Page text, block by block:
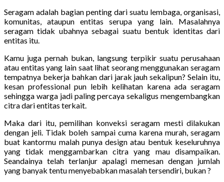
Seragam adalah bagian penting dari suatu lembaga, organisasi,
komunitas, ataupun entitas serupa yang lain. Masalahnya
seragam tidak ubahnya sebagai suatu bentuk identitas dari
entitas itu.
Kamu juga pernah bukan, langsung terpikir suatu perusahaan
atau entitas yang lain saat lihat seorang menggunakan seragam
tempatnya bekerja bahkan dari jarak jauh sekalipun? Selain itu,
kesan professional pun lebih kelihatan karena ada seragam
sehingga warga jadi paling percaya sekaligus mengembangkan
citra dari entitas terkait.
Maka dari itu, pemilihan konveksi seragam mesti dilakukan
dengan jeli. Tidak boleh sampai cuma karena murah, seragam
buat kantormu malah punya design atau bentuk keseluruhnya
yang tidak menggambarkan citra yang mau disampaikan.
Seandainya telah terlanjur apalagi memesan dengan jumlah
yang banyak tentu menyebabkan masalah tersendiri, bukan ?